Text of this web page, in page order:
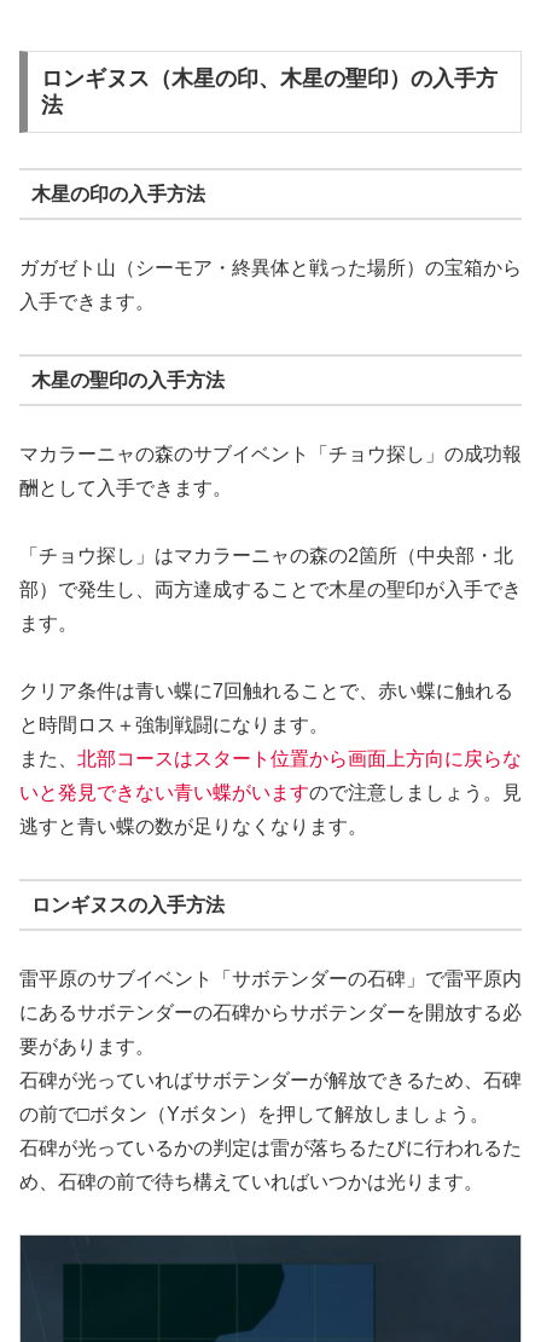
ロンギヌス（木星の印、木星の聖印）の入手方
法
木星の印の入手方法
ガガゼト山（シーモア・終異体と戦った場所）の宝箱から
入手できます。
木星の聖印の入手方法
マカラーニャの森のサブイベント「チョウ探し」の成功報
酬として入手できます。
「チョウ探し」はマカラーニャの森の2箇所（中央部・北
部）で発生し、両方達成することで木星の聖印が入手でき
ます。
クリア条件は青い蝶に7回触れることで、赤い蝶に触れる
と時間ロス＋強制戦闘になります。
また、 北部コースはスタート位置から画面上方向に戻らな
いと発見できない青い蝶がいますので注意しましょう。見
逃すと青い蝶の数が足りなくなります。
ロンギヌスの入手方法
雷平原のサブイベント「サボテンダーの石碑」で雷平原内
にあるサボテンダーの石碑からサボテンダーを開放する必
要があります。
石碑が光っていればサボテンダーが解放できるため、石碑
の前で□ボタン（Yボタン）を押して解放しましょう。
石碑が光っているかの判定は雷が落ちるたびに行われるた
め、石碑の前で待ち構えていればいつかは光ります。